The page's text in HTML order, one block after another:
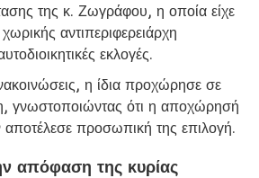
της κ. Ζωγράφου, η οποία είχε
αντιπεριφερειάρχη
εκλογές.
η ίδια προχώρησε σε
γνωστοποιώντας ότι η αποχώρησή
προσωπική της επιλογή.
απόφαση της κυρίας